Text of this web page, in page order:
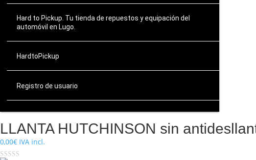
Hard to Pickup. Tu tienda de repuestos y equipación del
automóvil en Lugo.
HardtoPickup
Registro de usuario
LLANTA HUTCHINSON sin
0,00€ IVA incl.